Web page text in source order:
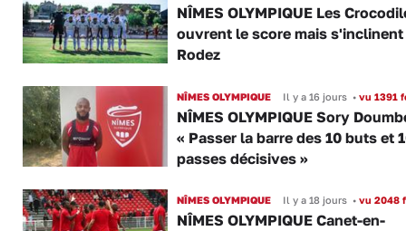
NÎMES OLYMPIQUE Les
ouvrent le score mais s'inclinent
Rodez
NÎMES OLYMPIQUE Il y a 16 jours •vu 1391
NÎMES OLYMPIQUE Sory
« Passer la barre des 10 buts et
passes décisives »
NÎMES OLYMPIQUE Il y a 18 jours •vu 2048
NÎMES OLYMPIQUE Canet-en-